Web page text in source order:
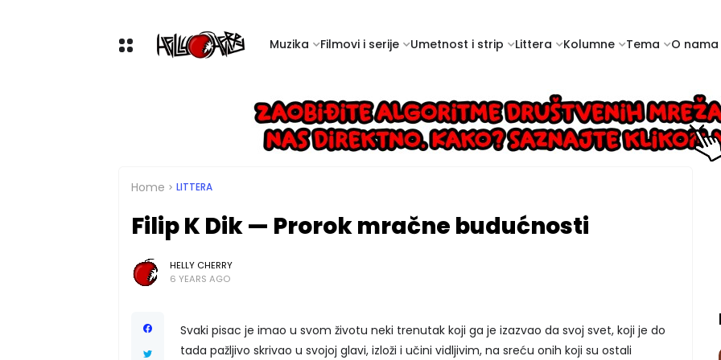
Muzika Filmovi i serije Umetnost i strip Littera Kolumne Tema O nama
Home LITTERA
Filip K Dik — Prorok mračne budućnosti
HELLY CHERRY
6 YEARS AGO
Svaki pisac je imao u svom životu neki trenutak koji ga je izazvao da svoj svet, koji je do
tada pažljivo skrivao u svojoj glavi, izloži i učini vidljivim, na sreću onih koji su ostali